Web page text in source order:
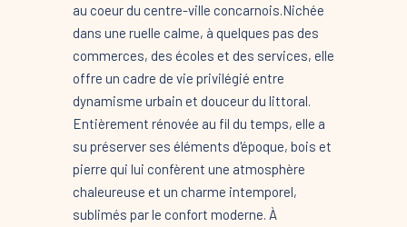
au coeur du centre-ville concarnois.Nichée
dans une ruelle calme, à quelques pas des
commerces, des écoles et des services, elle
offre un cadre de vie privilégié entre
dynamisme urbain et douceur du littoral.
Entièrement rénovée au fil du temps, elle a
su préserver ses éléments d'époque, bois et
pierre qui lui confèrent une atmosphère
chaleureuse et un charme intemporel,
sublimés par le confort moderne. À